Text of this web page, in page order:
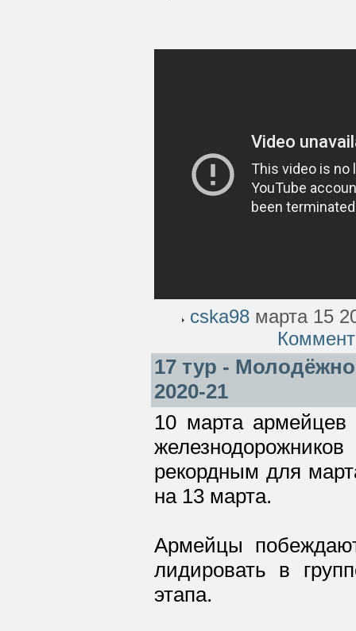
cska98 марта 15
17 тур -
2020-21
10 марта армейцев
рекордным для
на 13 марта.
Армейцы
лидировать в
этапа.